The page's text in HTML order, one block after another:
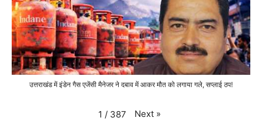
उत्तराखंड में इंडेन गैस एजेंसी मैनेजर ने दबाव में आकर मौत को लगाया गले, सप्लाई ठप!
1 / 387 Next »